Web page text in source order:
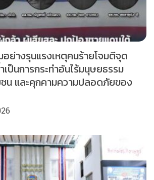
ย่างรุนแรงเหตุคนร้ายโจมตีจุด
เป็นการกระทำอันไร้มนุษยธรรม
น และคุกคามความปลอดภัยของ